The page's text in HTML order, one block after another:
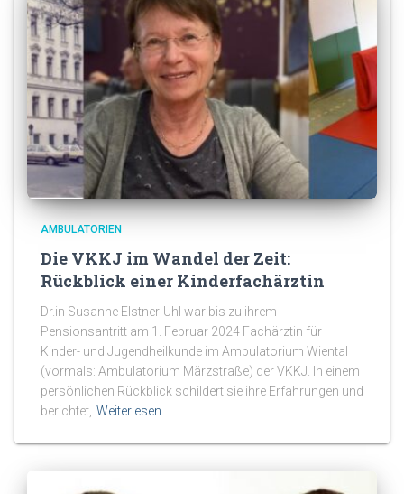
AMBULATORIEN
Die VKKJ im Wandel der Zeit:
Rückblick einer Kinderfachärztin
Dr.in Susanne Elstner-Uhl war bis zu ihrem
Pensionsantritt am 1. Februar 2024 Fachärztin für
Kinder- und Jugendheilkunde im Ambulatorium Wiental
(vormals: Ambulatorium Märzstraße) der VKKJ. In einem
persönlichen Rückblick schildert sie ihre Erfahrungen und
berichtet, Weiterlesen